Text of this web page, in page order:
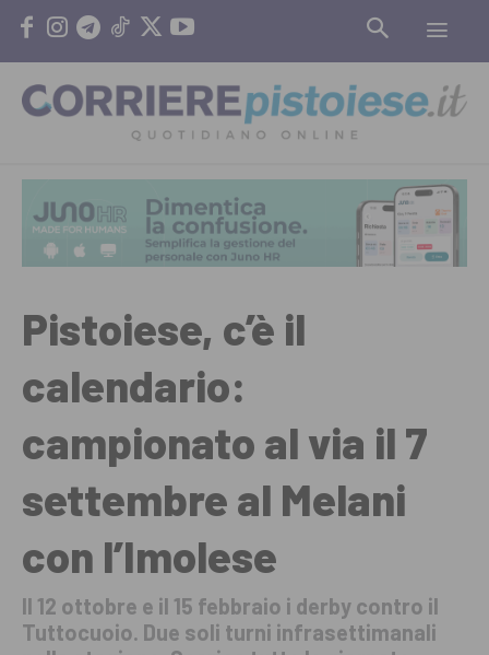
Pistoiese, c’è il
calendario:
campionato al via il 7
settembre al Melani
con l’Imolese
Il 12 ottobre e il 15 febbraio i derby contro il
Tuttocuoio. Due soli turni infrasettimanali